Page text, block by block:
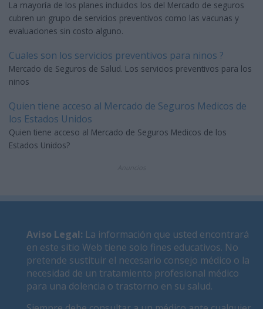
La mayoría de los planes incluidos los del Mercado de seguros
cubren un grupo de servicios preventivos como las vacunas y
evaluaciones sin costo alguno.
Cuales son los servicios preventivos para ninos ?
Mercado de Seguros de Salud. Los servicios preventivos para los
ninos
Quien tiene acceso al Mercado de Seguros Medicos de
los Estados Unidos
Quien tiene acceso al Mercado de Seguros Medicos de los
Estados Unidos?
Aviso Legal: La información que usted encontrará
en este sitio Web tiene solo fines educativos. No
pretende sustituir el necesario consejo médico o la
necesidad de un tratamiento profesional médico
para una dolencia o trastorno en su salud.